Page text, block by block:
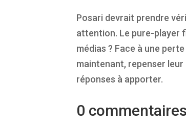
Posari devrait prendre
attention. Le pure-player
médias ? Face à une
maintenant, repenser
réponses à apporter.
0 commentaires